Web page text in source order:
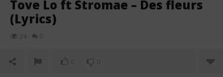
Tove Lo ft Stromae – Des fleurs
(Lyrics)
24 0
0 0